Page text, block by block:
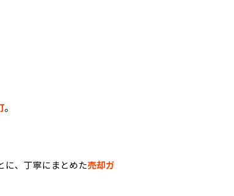
。
に、丁寧にまとめた売却ガ